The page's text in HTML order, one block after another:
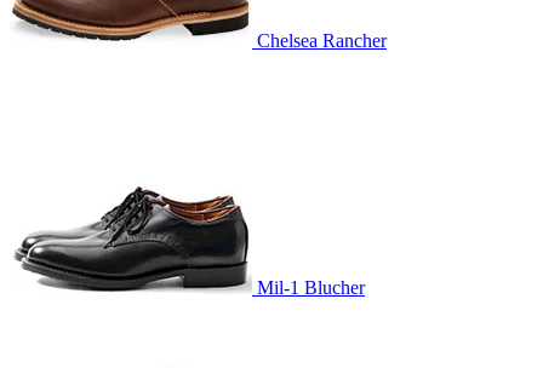
Chelsea Rancher
Mil-1 Blucher